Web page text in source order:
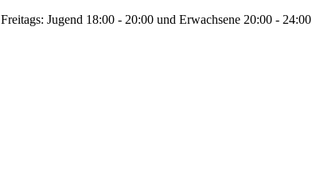
Freitags: Jugend 18:00 - 20:00 und Erwachsene 20:00 - 24:00